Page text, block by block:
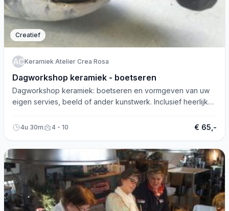
Creatief
KACRKeramiek Atelier Crea Rosa
Dagworkshop keramiek - boetseren
Dagworkshop keramiek: boetseren en vormgeven van uw
eigen servies, beeld of ander kunstwerk. Inclusief heerlijke
4u 30m 4 - 10 € 65,-